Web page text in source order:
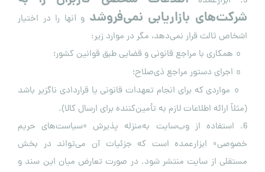
شرکت‌های بازاریابی نمی‌فروشد و آنها را در اختیار
اشخاص ثالث قرار نمی‌دهد، مگر در موارد زیر:
همکاری با مراجع قانونی و قضایی طبق قوانین کشور؛
اجرای دستور مراجع ذی‌صلاح؛
o
مواردی که برای انجام تعهدات قانونی یا قراردادی ناگزیر باشد
(مثلاً ارائه اطلاعات لازم به تأمین‌کننده برای ارسال کالا).
6. استفاده از وب‌سایت به‌منزله پذیرش «سیاست‌های حریم
خصوصی» ابزارعمده است که جزئیات آن می‌تواند در بخش
مستقلی از سایت منتشر شود. در صورت تعارض میان این سند و